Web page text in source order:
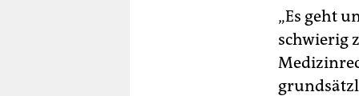
„Es geht
schwierig